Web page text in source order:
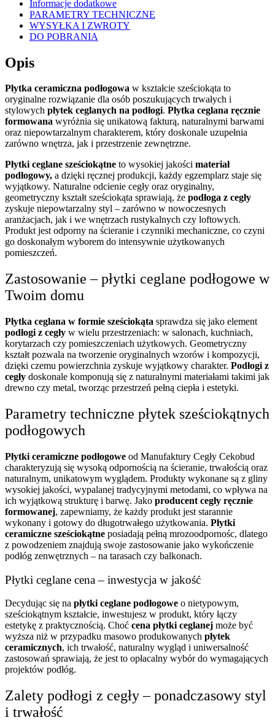
Informacje dodatkowe
PARAMETRY TECHNICZNE
WYSYŁKA I ZWROTY
DO POBRANIA
Opis
Płytka ceramiczna podłogowa w kształcie sześciokąta to
oryginalne rozwiązanie dla osób poszukujących trwałych i
stylowych płytek ceglanych na podłogi. Płytka ceglana ręcznie
formowana wyróżnia się unikatową fakturą, naturalnymi barwami
oraz niepowtarzalnym charakterem, który doskonale uzupełnia
zarówno wnętrza, jak i przestrzenie zewnętrzne.
Płytki ceglane sześciokątne to wysokiej jakości materiał
podłogowy, a dzięki ręcznej produkcji, każdy egzemplarz staje się
wyjątkowy. Naturalne odcienie cegły oraz oryginalny,
geometryczny kształt sześciokąta sprawiają, że podłoga z cegły
zyskuje niepowtarzalny styl – zarówno w nowoczesnych
aranżacjach, jak i we wnętrzach rustykalnych czy loftowych.
Produkt jest odporny na ścieranie i czynniki mechaniczne, co czyni
go doskonałym wyborem do intensywnie użytkowanych
pomieszczeń.
Zastosowanie – płytki ceglane podłogowe w
Twoim domu
Płytka ceglana w formie sześciokąta sprawdza się jako element
podłogi z cegły w wielu przestrzeniach: w salonach, kuchniach,
korytarzach czy pomieszczeniach użytkowych. Geometryczny
kształt pozwala na tworzenie oryginalnych wzorów i kompozycji,
dzięki czemu powierzchnia zyskuje wyjątkowy charakter. Podłogi z
cegły doskonale komponują się z naturalnymi materiałami takimi jak
drewno czy metal, tworząc przestrzeń pełną ciepła i estetyki.
Parametry techniczne płytek sześciokątnych
podłogowych
Płytki ceramiczne podłogowe od Manufaktury Cegły Cekobud
charakteryzują się wysoką odpornością na ścieranie, trwałością oraz
naturalnym, unikatowym wyglądem. Produkty wykonane są z gliny
wysokiej jakości, wypalanej tradycyjnymi metodami, co wpływa na
ich wyjątkową strukturę i barwę. Jako producent cegły ręcznie
formowanej, zapewniamy, że każdy produkt jest starannie
wykonany i gotowy do długotrwałego użytkowania. Płytki
ceramiczne sześciokątne posiadają pełną mrozoodpornośc, dlatego
z powodzeniem znajdują swoje zastosowanie jako wykończenie
podłóg zenwętrznych – na tarasach czy balkonach.
Płytki ceglane cena – inwestycja w jakość
Decydując się na płytki ceglane podłogowe o nietypowym,
sześciokątnym kształcie, inwestujesz w produkt, który łączy
estetykę z praktycznością. Choć cena płytki ceglanej może być
wyższa niż w przypadku masowo produkowanych płytek
ceramicznych, ich trwałość, naturalny wygląd i uniwersalność
zastosowań sprawiają, że jest to opłacalny wybór do wymagających
projektów podłóg.
Zalety podłogi z cegły – ponadczasowy styl
i trwałość